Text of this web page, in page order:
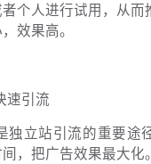
个人进行试用，从而
效果高。
速引流
独立站引流的重要途
，把广告效果最大化